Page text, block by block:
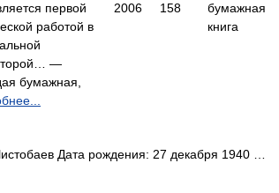
первой
работой в
—
бумажная,
2006 158
бумажная
книга
Дата рождения: 27 декабря 1940 …